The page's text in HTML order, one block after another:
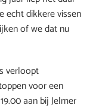
echt dikkere vissen
of we dat nu
verloopt
voor een
aan bij Jelmer